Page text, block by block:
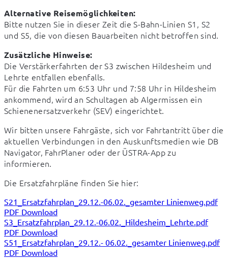
Alternative Reisemöglichkeiten:
Bitte nutzen Sie in dieser Zeit die S-Bahn-Linien S1, S2
und S5, die von diesen Bauarbeiten nicht betroffen sind.
Zusätzliche Hinweise:
Die Verstärkerfahrten der S3 zwischen Hildesheim und
Lehrte entfallen ebenfalls.
Für die Fahrten um 6:53 Uhr und 7:58 Uhr in Hildesheim
ankommend, wird an Schultagen ab Algermissen ein
Schienenersatzverkehr (SEV) eingerichtet.
Wir bitten unsere Fahrgäste, sich vor Fahrtantritt über die
aktuellen Verbindungen in den Auskunftsmedien wie DB
Navigator, FahrPlaner oder der ÜSTRA-App zu
informieren.
Die Ersatzfahrpläne finden Sie hier:
S21_Ersatzfahrplan_29.12.-06.02._gesamter Linienweg.pdf
PDF Download
S3_Ersatzfahrplan_29.12.-06.02._Hildesheim_Lehrte.pdf
PDF Download
S51_Ersatzfahrplan_29.12.- 06.02._gesamter Linienweg.pdf
PDF Download